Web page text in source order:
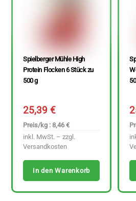
Spielberger Mühle High
Protein Flocken 6 Stück zu
500 g
25,39€
Preis/kg : 8,46 €
inkl. MwSt. – zzgl.
Versandkosten
In den Warenkorb